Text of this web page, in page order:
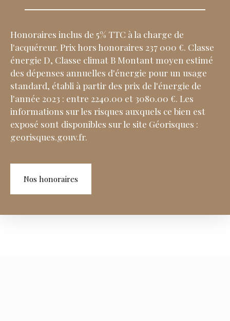
Honoraires inclus de 5% TTC à la charge de
l'acquéreur. Prix hors honoraires 237 000 €. Classe
énergie D, Classe climat B Montant moyen estimé
des dépenses annuelles d'énergie pour un usage
standard, établi à partir des prix de l'énergie de
l'année 2023 : entre 2240.00 et 3080.00 €. Les
informations sur les risques auxquels ce bien est
exposé sont disponibles sur le site Géorisques :
georisques.gouv.fr.
Nos honoraires